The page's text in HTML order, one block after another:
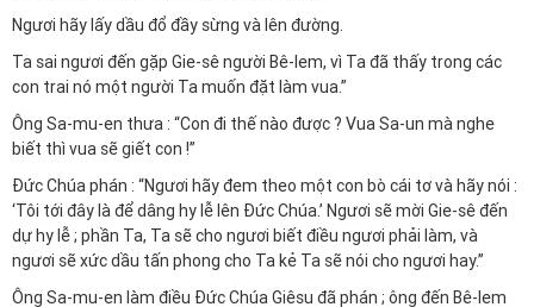
Ngươi hãy lấy dầu đổ đầy sừng và lên đường.
Ta sai ngươi đến gặp Gie-sê người Bê-lem, vì Ta đã thấy trong các
con trai nó một người Ta muốn đặt làm vua.”
Ông Sa-mu-en thưa : “Con đi thế nào được ? Vua Sa-un mà nghe
biết thì vua sẽ giết con !”
Đức Chúa phán : “Ngươi hãy đem theo một con bò cái tơ và hãy nói :
‘Tôi tới đây là để dâng hy lễ lên Đức Chúa.’ Ngươi sẽ mời Gie-sê đến
dự hy lễ ; phần Ta, Ta sẽ cho ngươi biết điều ngươi phải làm, và
ngươi sẽ xức dầu tấn phong cho Ta kẻ Ta sẽ nói cho ngươi hay.”
Ông Sa-mu-en làm điều Đức Chúa Giêsu đã phán ; ông đến Bê-lem